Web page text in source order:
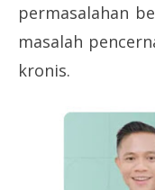
permasalahan
masalah
kronis.